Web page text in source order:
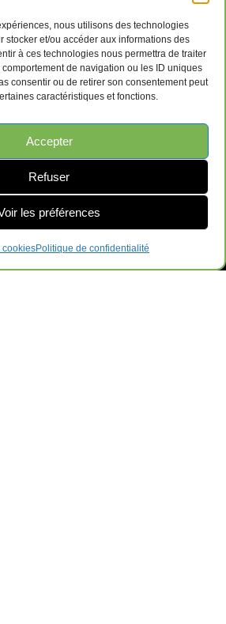
nous utilisons des technologies
stocker et/ou accéder aux informations des
à ces technologies nous permettra de traiter
de navigation ou les ID uniques
consentir ou de retirer son consentement peut
caractéristiques et fonctions.
Accepter
Refuser
les préférences
cookiesPolitique de confidentialité